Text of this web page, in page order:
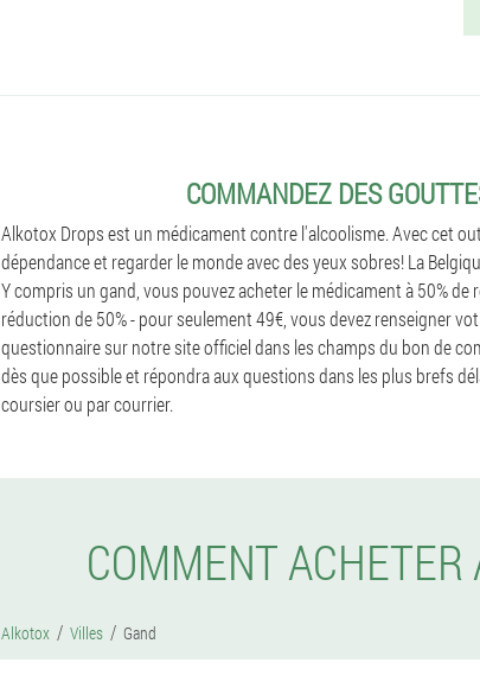
COMMANDEZ DES
Alkotox Drops est un médicament contre l'alcoolisme. Avec cet
dépendance et regarder le monde avec des yeux sobres! La
Y compris un gand, vous pouvez acheter le médicament à 50%
réduction de 50% - pour seulement 49€, vous devez renseigner
questionnaire sur notre site officiel dans les champs du bon de
dès que possible et répondra aux questions dans les plus brefs
coursier ou par courrier.
COMMENT
Alkotox Villes Gand